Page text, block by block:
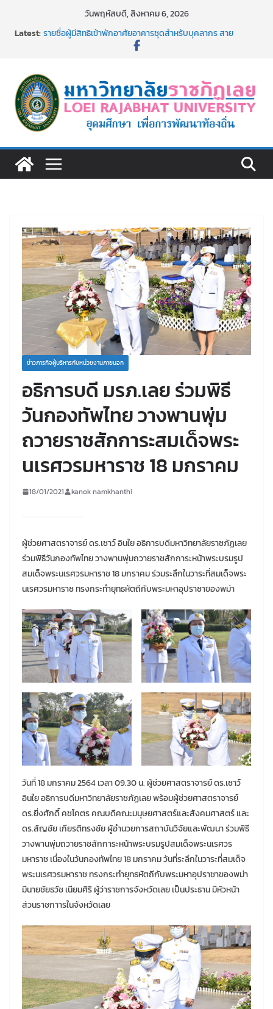
วันพฤหัสบดี, สิงหาคม 6, 2026
Latest:รายชื่อผู้มีสิทธิเข้าพักอาศัยอาคารชุดสำหรับบุคลากร สาย
สนับสนุน สังกัดมหาวิทยาลัยราชภัฏเลย ครั้งที่ 2/2569
๑,๙๗๒ ชุด โดยวิธีเฉพาะเจาะจง
ม.ราชภัฏเลย จัดกิจกรรมจิตอาสาบำเพ็ญสาธารณประโยชน์ และ
บำเพ็ญสาธารณกุศล 69
รายชื่อผู้ผ่านการสอบแข่งขันเพื่อเป็นลูกจ้างชั่วคราว (รายวัน)
สังกัดมหาวิทยาลัยราชภัฏเลย ด้วยเงินนอกงบประมาณ ประเภท
ข่าวภารกิจผู้บริหารกับหน่วยงานภายนอก
อธิการบดี มรภ.เลย ร่วมพิธี
วันกองทัพไทย วางพานพุ่ม
ถวายราชสักการะสมเด็จพระ
นเรศวรมหาราช 18 มกราคม
18/01/2021 kanok namkhanthi
ผู้ช่วยศาสตราจารย์ ดร.เชาว์ อินใย อธิการบดีมหาวิทยาลัยราชภัฏเลย
ร่วมพิธีวันกองทัพไทย วางพานพุ่มถวายราชสักการะหน้าพระบรมรูป
สมเด็จพระนเรศวรมหาราช 18 มกราคม ร่วมระลึกในวาระที่สมเด็จพระ
นเรศวรมหาราช ทรงกระทำยุทธหัตถีกับพระมหาอุปราชาของพม่า
วันที่ 18 มกราคม 2564 เวลา 09.30 น. ผู้ช่วยศาสตราจารย์ ดร.เชาว์
อินใย อธิการบดีมหาวิทยาลัยราชภัฏเลย พร้อมผู้ช่วยศาสตราจารย์
ดร.ยิ่งศักดิ์ คชโคตร คณบดีคณะมนุษยศาสตร์และสังคมศาสตร์ และ
ดร.สัญชัย เกียรติทรงชัย ผู้อำนวยการสถาบันวิจัยและพัฒนา ร่วมพิธี
วางพานพุ่มถวายราชสักการะหน้าพระบรมรูปสมเด็จพระนเรศวร
มหาราช เนื่องในวันกองทัพไทย 18 มกราคม วันที่ระลึกในวาระที่สมเด็จ
พระนเรศวรมหาราช ทรงกระทำยุทธหัตถีกับพระมหาอุปราชาของพม่า
มีนายชัยธวัช เนียมศิริ ผู้ว่าราชการจังหวัดเลย เป็นประธาน มีหัวหน้า
ส่วนราชกาารในจังหวัดเลย